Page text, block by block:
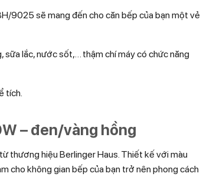
9025 sẽ mang đến cho căn bếp của bạn một vẻ
sữa lắc, nước sốt,… thậm chí máy có chức năng
tích.
– đen/vàng hồng
thương hiệu Berlinger Haus. Thiết kế với màu
cho không gian bếp của bạn trở nên phong cách